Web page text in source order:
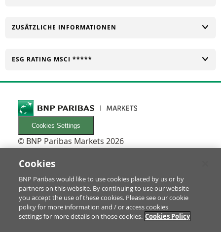
UMSCHALTEN
ZUSÄTZLICHE INFORMATIONEN
UMSCHALTEN
ESG RATING MSCI *****
Cookies Settings
© BNP Paribas Markets 2026
Newsletters
Glossar
RECHTLICHES
Nutzungsbedingungen/Rechtliche Hinweise
Prospekt & Anleger-Informationen
Cookies
BNP Paribas would like to use cookies placed by us or by
partners on this website. By continuing to use our website
you accept the use of these cookies. Please see our cookie
policy for more information and / or access cookies
settings for more details on those cookies. Cookies Policy